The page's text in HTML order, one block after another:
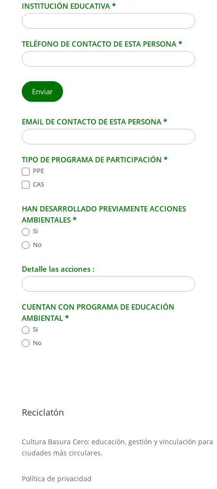
INSTITUCIÓN EDUCATIVA *
TELÉFONO DE CONTACTO DE ESTA PERSONA *
Enviar
EMAIL DE CONTACTO DE ESTA PERSONA *
TIPO DE PROGRAMA DE PARTICIPACIÓN *
PPE
CAS
HAN DESARROLLADO PREVIAMENTE ACCIONES
AMBIENTALES *
Si
No
Detalle las acciones :
CUENTAN CON PROGRAMA DE EDUCACIÓN
AMBIENTAL *
Si
No
Reciclatón
Cultura Basura Cero: educación, gestión y vinculación para
ciudades más circulares.
Política de privacidad